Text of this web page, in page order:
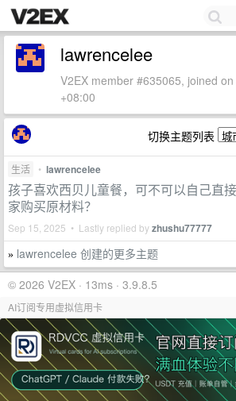
lawrencelee
V2EX member #635065, joined
+08:00
切换主题列表
生活 • lawrencelee
孩子喜欢西贝儿童餐，可不可以自己直
家购买原材料？
Sep 15, 2025 • Lastly replied byzhushu77777
» lawrencelee 创建的更多主题
© 2026 V2EX · 13ms · 3.9.8.5
AI订阅专用虚拟信用卡